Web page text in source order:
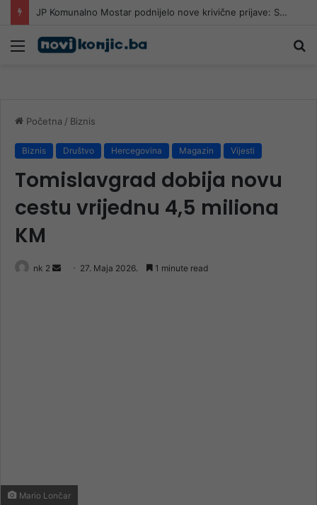
JP Komunalno Mostar podnijelo nove krivične prijave: Sumnjaju na lažno predstavljanje sindikata
Meni
Početna / Biznis
Biznis Društvo Hercegovina Magazin Vijesti
Tomislavgrad dobija novu
cestu vrijednu 4,5 miliona
KM
nk 2
Send 27. Maja 2026. 1 minute read
Mario Lončar